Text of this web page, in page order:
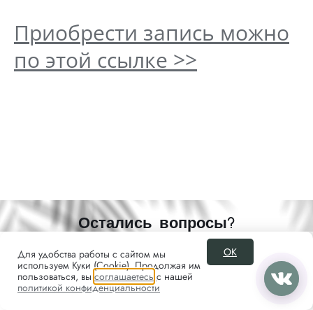
Приобрести запись можно
по этой ссылке >>
Остались вопросы?
Свяжитесь с нами
Для удобства работы с сайтом мы
используем Куки (Cookie). Продолжая им
пользоваться, вы соглашаетесь с нашей
политикой конфиденциальности
ОК